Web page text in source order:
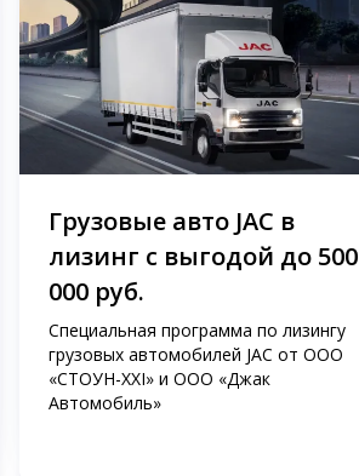
Грузовые авто JAC в
лизинг с выгодой до 500
000 руб.
Специальная программа по лизингу
грузовых автомобилей JAC от ООО
«СТОУН-XXI» и OOO «Джак
Автомобиль»